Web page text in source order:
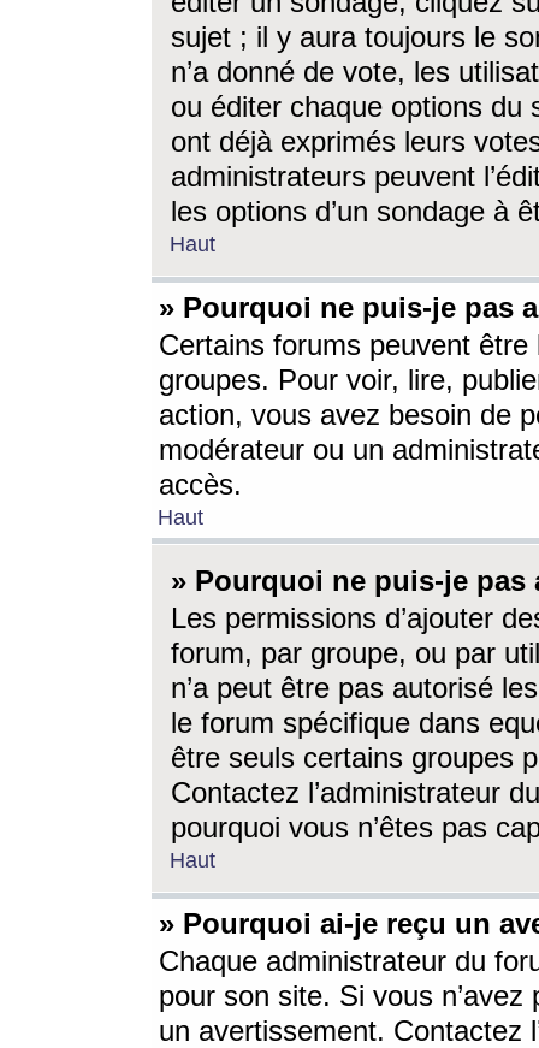
sujet ; il y aura toujours le
n’a donné de vote, les
ou éditer chaque options du
ont déjà exprimés leurs
administrateurs peuvent
les options d’un sondage à
Haut
» Pourquoi ne puis-je pas
Certains forums peuvent être
groupes. Pour voir, lire,
action, vous avez besoin de
modérateur ou un
accès.
Haut
» Pourquoi ne puis-je
Les permissions d’ajouter
forum, par groupe, ou par
n’a peut être pas autorisé
le forum spécifique dans
être seuls certains groupes
Contactez l’administrateur
pourquoi vous n’êtes pas
Haut
» Pourquoi ai-je reçu un
Chaque administrateur du
pour son site. Si vous
un avertissement. Contactez